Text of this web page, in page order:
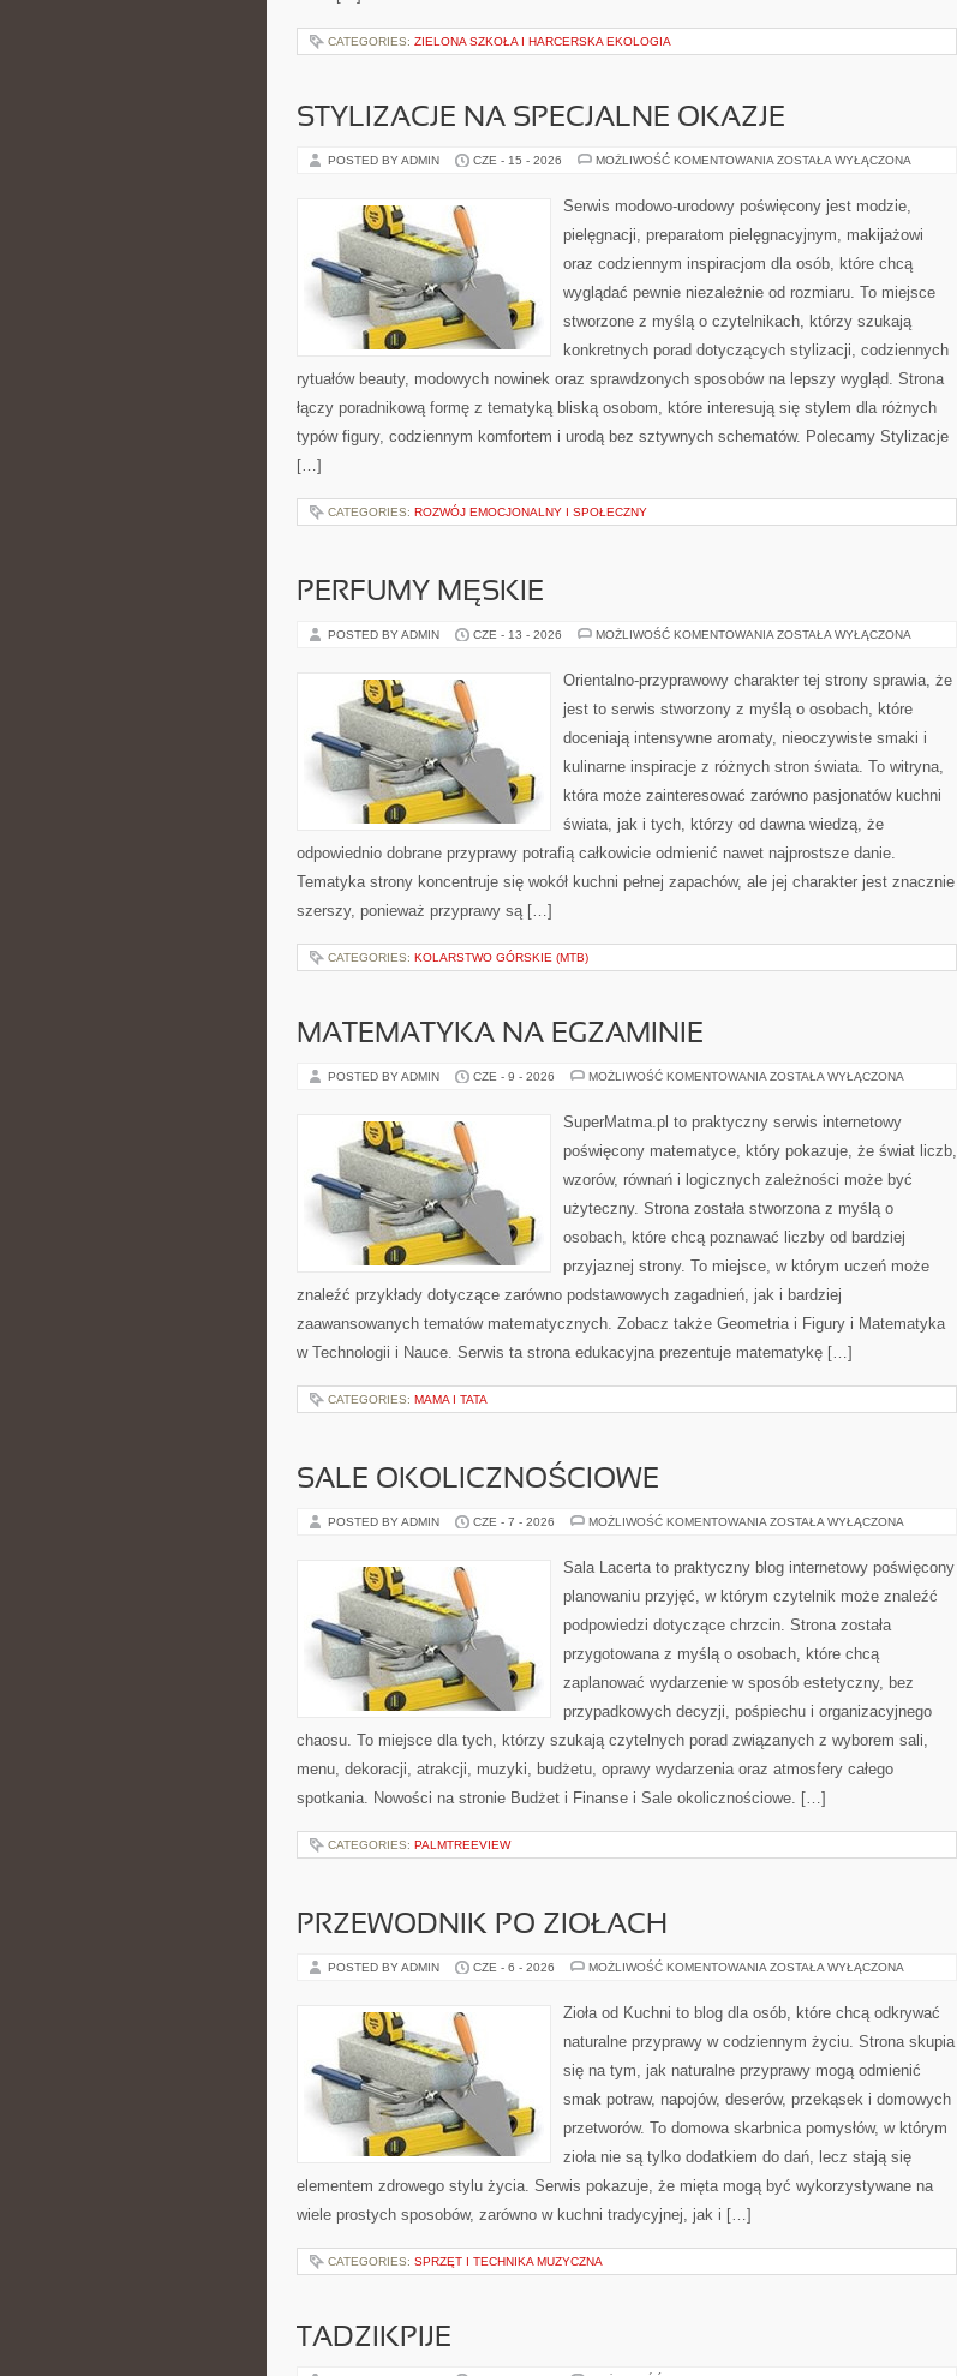
CATEGORIES: ZIELONA SZKOŁA I HARCERSKA EKOLOGIA
STYLIZACJE NA SPECJALNE OKAZJE
POSTED BY ADMIN CZE - 15 - 2026 MOŻLIWOŚĆ KOMENTOWANIA STYLIZACJE
OKAZJE
ZOSTAŁA WYŁĄCZONA
Serwis modowo-urodowy poświęcony jest modzie,
pielęgnacji, preparatom pielęgnacyjnym, makijażowi
oraz codziennym inspiracjom dla osób, które chcą
wyglądać pewnie niezależnie od rozmiaru. To miejsce
stworzone z myślą o czytelnikach, którzy szukają
konkretnych porad dotyczących stylizacji, codziennych
rytuałów beauty, modowych nowinek oraz sprawdzonych sposobów na lepszy wygląd. Strona
łączy poradnikową formę z tematyką bliską osobom, które interesują się stylem dla różnych
typów figury, codziennym komfortem i urodą bez sztywnych schematów. Polecamy Stylizacje
[…]
CATEGORIES: ROZWÓJ EMOCJONALNY I SPOŁECZNY
PERFUMY MĘSKIE
POSTED BY ADMIN CZE - 13 - 2026 MOŻLIWOŚĆ KOMENTOWANIA PERFUMY
ZOSTAŁA WYŁĄCZONA
Orientalno-przyprawowy charakter tej strony sprawia, że
jest to serwis stworzony z myślą o osobach, które
doceniają intensywne aromaty, nieoczywiste smaki i
kulinarne inspiracje z różnych stron świata. To witryna,
która może zainteresować zarówno pasjonatów kuchni
świata, jak i tych, którzy od dawna wiedzą, że
odpowiednio dobrane przyprawy potrafią całkowicie odmienić nawet najprostsze danie.
Tematyka strony koncentruje się wokół kuchni pełnej zapachów, ale jej charakter jest znacznie
szerszy, ponieważ przyprawy są […]
CATEGORIES: KOLARSTWO GÓRSKIE (MTB)
MATEMATYKA NA EGZAMINIE
POSTED BY ADMIN CZE - 9 - 2026 MOŻLIWOŚĆ KOMENTOWANIA MATEMATYKA
ZOSTAŁA WYŁĄCZONA
SuperMatma.pl to praktyczny serwis internetowy
poświęcony matematyce, który pokazuje, że świat liczb,
wzorów, równań i logicznych zależności może być
użyteczny. Strona została stworzona z myślą o
osobach, które chcą poznawać liczby od bardziej
przyjaznej strony. To miejsce, w którym uczeń może
znaleźć przykłady dotyczące zarówno podstawowych zagadnień, jak i bardziej
zaawansowanych tematów matematycznych. Zobacz także Geometria i Figury i Matematyka
w Technologii i Nauce. Serwis ta strona edukacyjna prezentuje matematykę […]
CATEGORIES: MAMA I TATA
SALE OKOLICZNOŚCIOWE
POSTED BY ADMIN CZE - 7 - 2026 MOŻLIWOŚĆ KOMENTOWANIA SALE
ZOSTAŁA WYŁĄCZONA
Sala Lacerta to praktyczny blog internetowy poświęcony
planowaniu przyjęć, w którym czytelnik może znaleźć
podpowiedzi dotyczące chrzcin. Strona została
przygotowana z myślą o osobach, które chcą
zaplanować wydarzenie w sposób estetyczny, bez
przypadkowych decyzji, pośpiechu i organizacyjnego
chaosu. To miejsce dla tych, którzy szukają czytelnych porad związanych z wyborem sali,
menu, dekoracji, atrakcji, muzyki, budżetu, oprawy wydarzenia oraz atmosfery całego
spotkania. Nowości na stronie Budżet i Finanse i Sale okolicznościowe. […]
CATEGORIES: PALMTREEVIEW
PRZEWODNIK PO ZIOŁACH
POSTED BY ADMIN CZE - 6 - 2026 MOŻLIWOŚĆ KOMENTOWANIA PRZEWODNIK
ZOSTAŁA WYŁĄCZONA
Zioła od Kuchni to blog dla osób, które chcą odkrywać
naturalne przyprawy w codziennym życiu. Strona skupia
się na tym, jak naturalne przyprawy mogą odmienić
smak potraw, napojów, deserów, przekąsek i domowych
przetworów. To domowa skarbnica pomysłów, w którym
zioła nie są tylko dodatkiem do dań, lecz stają się
elementem zdrowego stylu życia. Serwis pokazuje, że mięta mogą być wykorzystywane na
wiele prostych sposobów, zarówno w kuchni tradycyjnej, jak i […]
CATEGORIES: SPRZĘT I TECHNIKA MUZYCZNA
TADZIKPIJE